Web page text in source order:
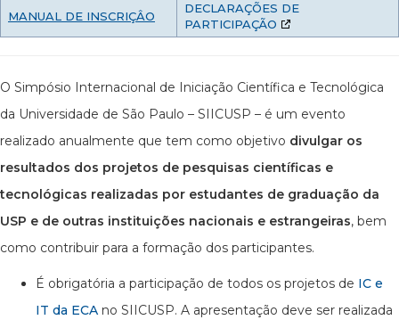
MANUAL DE INSCRIÇÂO
DECLARAÇÕES DE
PARTICIPAÇÃO
O Simpósio Internacional de Iniciação Científica e Tecnológica
da Universidade de São Paulo – SIICUSP – é um evento
realizado anualmente que tem como objetivo divulgar os
resultados dos projetos de pesquisas científicas e
tecnológicas realizadas por estudantes de graduação da
USP e de outras instituições nacionais e estrangeiras, bem
como contribuir para a formação dos participantes.
É obrigatória a participação de todos os projetos de IC e
IT da ECA no SIICUSP. A apresentação deve ser realizada